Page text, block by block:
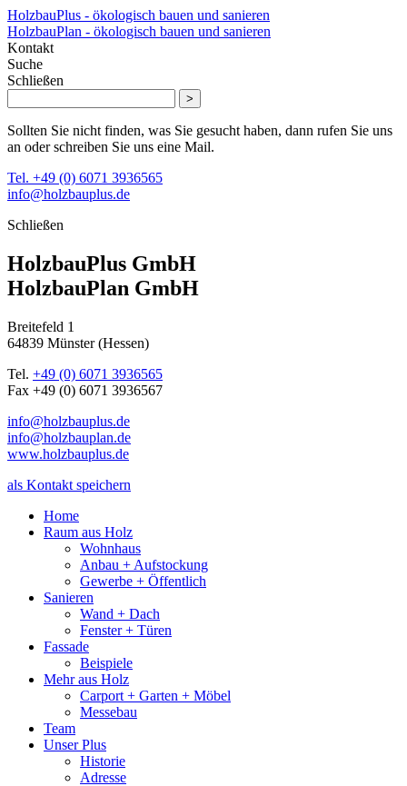
HolzbauPlus - ökologisch bauen und sanieren
HolzbauPlan - ökologisch bauen und sanieren
Kontakt
Suche
Schließen
>
Sollten Sie nicht finden, was Sie gesucht haben, dann rufen Sie uns
an oder schreiben Sie uns eine Mail.
Tel. +49 (0) 6071 3936565
info@holzbauplus.de
Schließen
HolzbauPlus GmbH
HolzbauPlan GmbH
Breitefeld 1
64839 Münster (Hessen)
Tel. +49 (0) 6071 3936565
Fax +49 (0) 6071 3936567
info@holzbauplus.de
info@holzbauplan.de
www.holzbauplus.de
als Kontakt speichern
Home
Raum aus Holz
Wohnhaus
Anbau + Aufstockung
Gewerbe + Öffentlich
Sanieren
Wand + Dach
Fenster + Türen
Fassade
Beispiele
Mehr aus Holz
Carport + Garten + Möbel
Messebau
Team
Unser Plus
Historie
Adresse